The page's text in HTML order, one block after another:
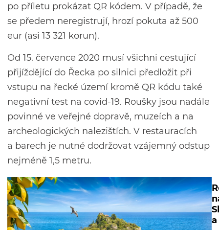
po příletu prokázat QR kódem. V případě, že
se předem neregistrují, hrozí pokuta až 500
eur (asi 13 321 korun).
Od 15. července 2020 musí všichni cestující
přijíždějící do Řecka po silnici předložit při
vstupu na řecké území kromě QR kódu také
negativní test na covid-19. Roušky jsou nadále
povinné ve veřejné dopravě, muzeích a na
archeologických nalezištích. V restauracích
a barech je nutné dodržovat vzájemný odstup
nejméně 1,5 metru.